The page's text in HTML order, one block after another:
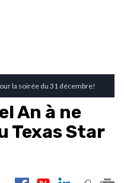
la soirée du 31 décembre!
An à ne
Texas Star